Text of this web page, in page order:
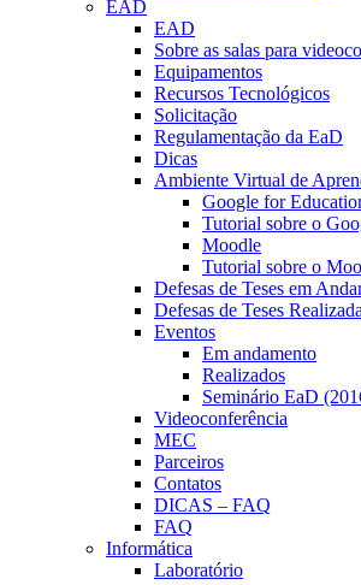
EAD
EAD
Sobre as salas para
Equipamentos
Recursos Tecnológicos
Solicitação
Regulamentação da EaD
Dicas
Ambiente Virtual de
Google for
Tutorial sobre o
Moodle
Tutorial sobre o
Defesas de Teses em
Defesas de Teses
Eventos
Em andamento
Realizados
Seminário EaD
Videoconferência
MEC
Parceiros
Contatos
DICAS – FAQ
FAQ
Informática
Laboratório